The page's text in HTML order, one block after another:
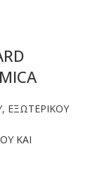
, ΕΞΩΤΕΡΙΚΟΥ
ΚΑΙ